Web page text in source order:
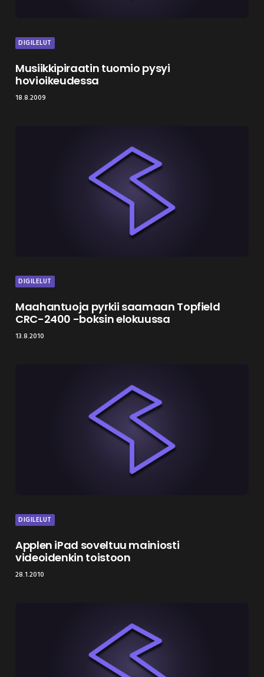
DIGILELUT
Musiikkipiraatin tuomio pysyi
hovioikeudessa
18.8.2009
DIGILELUT
Maahantuoja pyrkii saamaan Topfield
CRC-2400 -boksin elokuussa
13.8.2010
DIGILELUT
Applen iPad soveltuu mainiosti
videoidenkin toistoon
28.1.2010